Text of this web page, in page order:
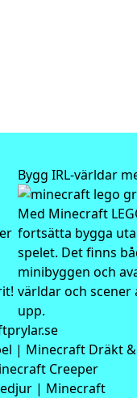
Bygg IRL-världar
Med Minecraft
fortsätta bygga
spelet. Det finns
minibyggen och
världar och scener
upp.
| Minecraft Dräkt &
Creeper
| Minecraft